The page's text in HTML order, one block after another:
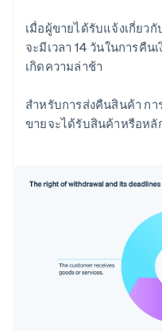
เมื่อผู้ขายได้รับแจ้งเกี่ยว
จะมีเวลา 14 วันในการคืน
เกิดความล่าช้า
สําหรับการส่งคืนสินค้า ก
ขายจะได้รับสินค้าหรือหลั